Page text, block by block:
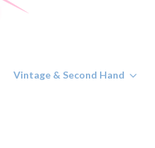
Vintage & Second Hand